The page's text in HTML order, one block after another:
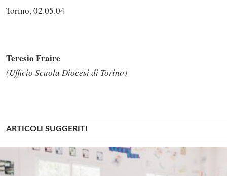
Torino, 02.05.04
Teresio Fraire
(Ufficio Scuola Diocesi di Torino)
ARTICOLI SUGGERITI